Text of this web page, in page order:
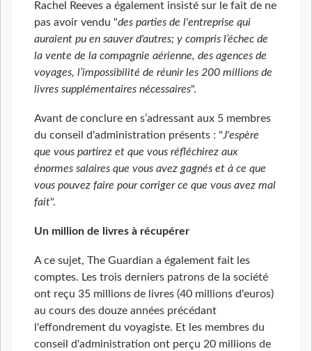
Rachel Reeves a également insisté sur le fait de ne
pas avoir vendu "des parties de l'entreprise qui
auraient pu en sauver d'autres; y compris l’échec de
la vente de la compagnie aérienne, des agences de
voyages, l’impossibilité de réunir les 200 millions de
livres supplémentaires nécessaires".
Avant de conclure en s’adressant aux 5 membres
du conseil d'administration présents : "J'espère
que vous partirez et que vous réfléchirez aux
énormes salaires que vous avez gagnés et à ce que
vous pouvez faire pour corriger ce que vous avez mal
fait".
Un million de livres à récupérer
A ce sujet, The Guardian a également fait les
comptes. Les trois derniers patrons de la société
ont reçu 35 millions de livres (40 millions d'euros)
au cours des douze années précédant
l'effondrement du voyagiste. Et les membres du
conseil d'administration ont perçu 20 millions de